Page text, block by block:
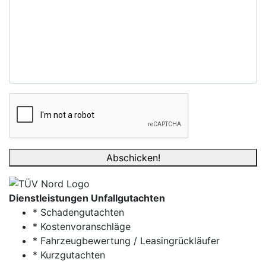
Abschicken!
Dienstleistungen Unfallgutachten
* Schadengutachten
* Kostenvoranschläge
* Fahrzeugbewertung / Leasingrückläufer
* Kurzgutachten